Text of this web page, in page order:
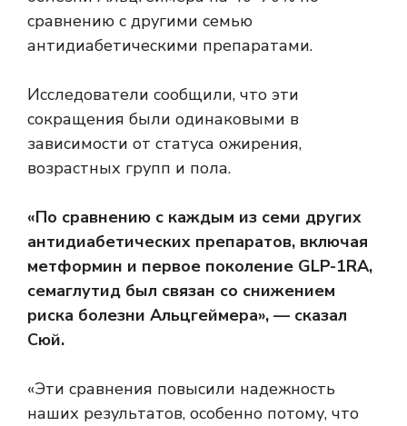
сравнению с другими семью
антидиабетическими препаратами.
Исследователи сообщили, что эти
сокращения были одинаковыми в
зависимости от статуса ожирения,
возрастных групп и пола.
«По сравнению с каждым из семи других
антидиабетических препаратов, включая
метформин и первое поколение GLP-1RA,
семаглутид был связан со снижением
риска болезни Альцгеймера», — сказал
Сюй.
«Эти сравнения повысили надежность
наших результатов, особенно потому, что